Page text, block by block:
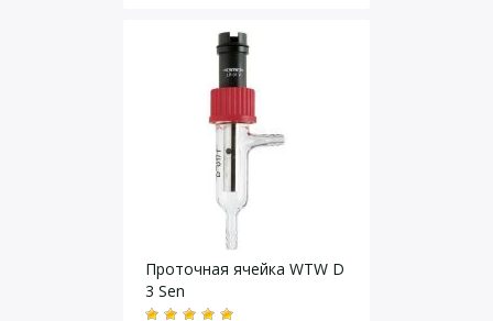
Проточная ячейка WTW D
3 Sen